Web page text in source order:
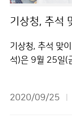
기상청, 추석
기상청, 추석 맞
석)은 9월 25일(
통시장에서 구입
2020/09/25